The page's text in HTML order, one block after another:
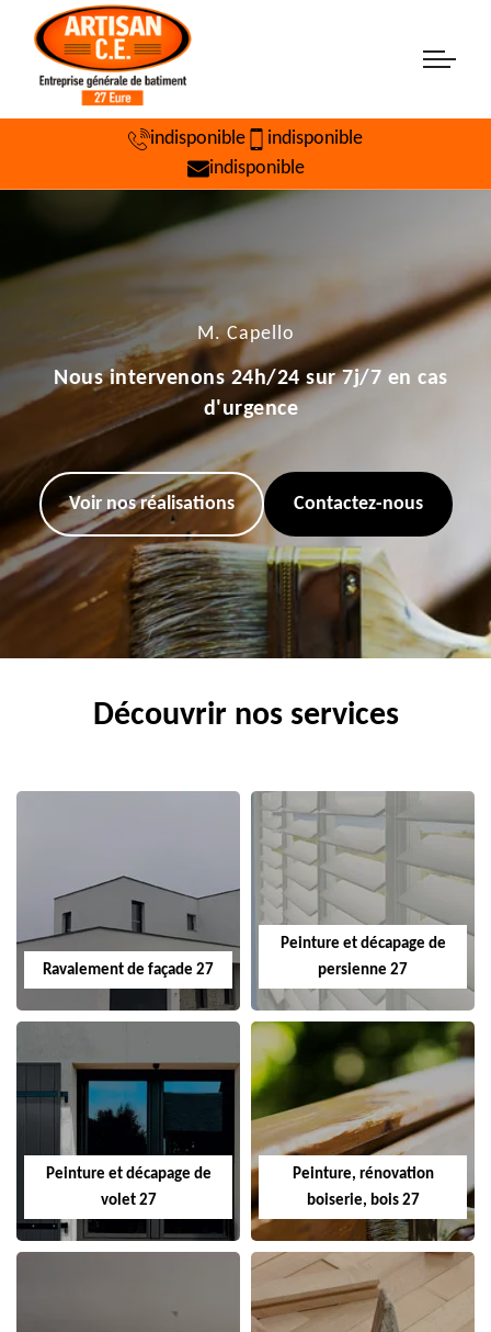
indisponible
indisponible
indisponible
M. Capello
Nous intervenons 24h/24 sur 7j/7 en cas
d'urgence
Voir nos réalisations Contactez-nous
Découvrir nos services
Ravalement de façade 27
Peinture et décapage de
persienne 27
Peinture et décapage de
volet 27
Peinture, rénovation
boiserie, bois 27